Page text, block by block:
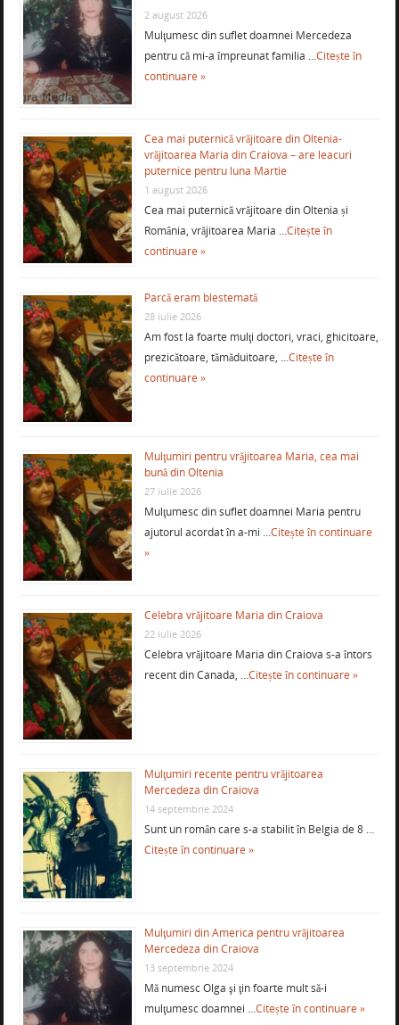
2 august 2026
Mulţumesc din suflet doamnei Mercedeza
pentru că mi-a împreunat familia …Citește în
continuare »
Cea mai puternică vrăjitoare din Oltenia-
vrăjitoarea Maria din Craiova – are leacuri
puternice pentru luna Martie
1 august 2026
Cea mai puternică vrăjitoare din Oltenia și
România, vrăjitoarea Maria …Citește în
continuare »
Parcă eram blestemată
28 iulie 2026
Am fost la foarte mulţi doctori, vraci, ghicitoare,
prezicătoare, tămăduitoare, …Citește în
continuare »
Mulţumiri pentru vrăjitoarea Maria, cea mai
bună din Oltenia
27 iulie 2026
Mulţumesc din suflet doamnei Maria pentru
ajutorul acordat în a-mi …Citește în continuare
»
Celebra vrăjitoare Maria din Craiova
22 iulie 2026
Celebra vrăjitoare Maria din Craiova s-a întors
recent din Canada, …Citește în continuare »
Mulţumiri recente pentru vrăjitoarea
Mercedeza din Craiova
14 septembrie 2024
Sunt un român care s-a stabilit în Belgia de 8 …
Citește în continuare »
Mulţumiri din America pentru vrăjitoarea
Mercedeza din Craiova
13 septembrie 2024
Mă numesc Olga şi ţin foarte mult să-i
mulţumesc doamnei …Citește în continuare »